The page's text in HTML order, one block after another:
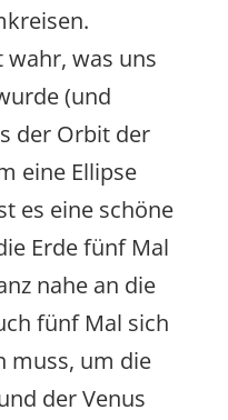
wahr, was uns
(und
der Orbit der
eine Ellipse
es eine schöne
Erde fünf Mal
nahe an die
fünf Mal sich
muss, um die
der Venus